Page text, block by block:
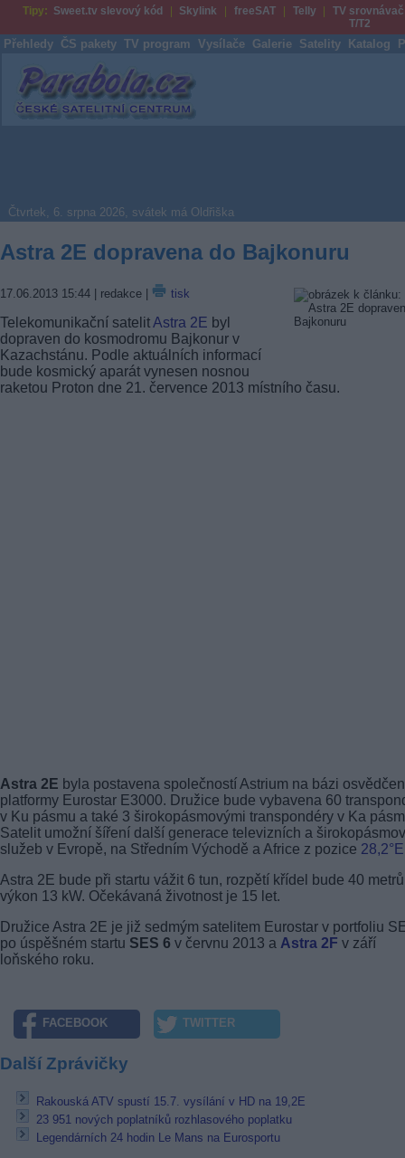
Tipy: Sweet.tv slevový kód Skylink freeSAT Telly
TV srovnávač
T/T2
Přehledy ČS pakety TV program Vysílače Galerie Satelity Katalog
Parabola.cz
Čtvrtek, 6. srpna 2026, svátek má Oldřiška
Astra 2E dopravena do Bajkonuru
17.06.2013 15:44 | redakce | tisk
Telekomunikační satelitAstra 2E byl
dopraven do kosmodromu Bajkonur v
Kazachstánu. Podle aktuálních informací
bude kosmický aparát vynesen nosnou
raketou Proton dne 21. července 2013 místního času.
Astra 2E byla postavena společností Astrium na bázi
platformy Eurostar E3000. Družice bude vybavena 60
v Ku pásmu a také 3 širokopásmovými transpondéry v Ka
Satelit umožní šíření další generace televizních a
služeb v Evropě, na Středním Východě a Africe z pozice 28,2°E
Astra 2E bude při startu vážit 6 tun, rozpětí křídel bude 40
výkon 13 kW. Očekávaná životnost je 15 let.
Družice Astra 2E je již sedmým satelitem Eurostar v portfoliu
po úspěšném startu SES 6 v červnu 2013 a Astra 2F v září
loňského roku.
FACEBOOK TWITTER
Další Zprávičky
Rakouská ATV spustí 15.7. vysílání v HD na 19,2E
23 951 nových poplatníků rozhlasového poplatku
Legendárních 24 hodin Le Mans na Eurosportu